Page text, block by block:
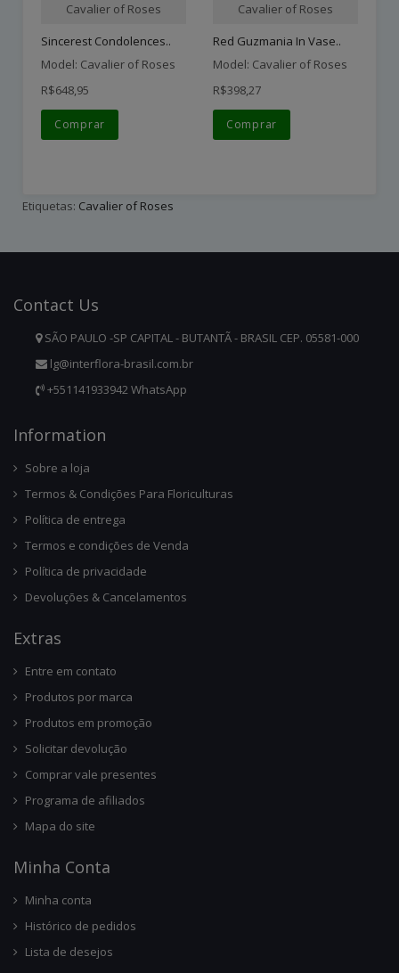
Cavalier of Roses
Sincerest Condolences..
Model: Cavalier of Roses
R$648,95
Comprar
Cavalier of Roses
Red Guzmania In Vase..
Model: Cavalier of Roses
R$398,27
Comprar
Etiquetas: Cavalier of Roses
Contact Us
SÃO PAULO -SP CAPITAL - BUTANTÃ - BRASIL CEP. 05581-000
lg@interflora-brasil.com.br
+551141933942 WhatsApp
InforMation
Sobre a loja
Termos & Condições Para Floriculturas
Política de entrega
Termos e condições de Venda
Política de privacidade
Devoluções & Cancelamentos
ExtRas
Entre em contato
Produtos por marca
Produtos em promoção
Solicitar devolução
Comprar vale presentes
Programa de afiliados
Mapa do site
Minha Conta
Minha conta
Histórico de pedidos
Lista de desejos